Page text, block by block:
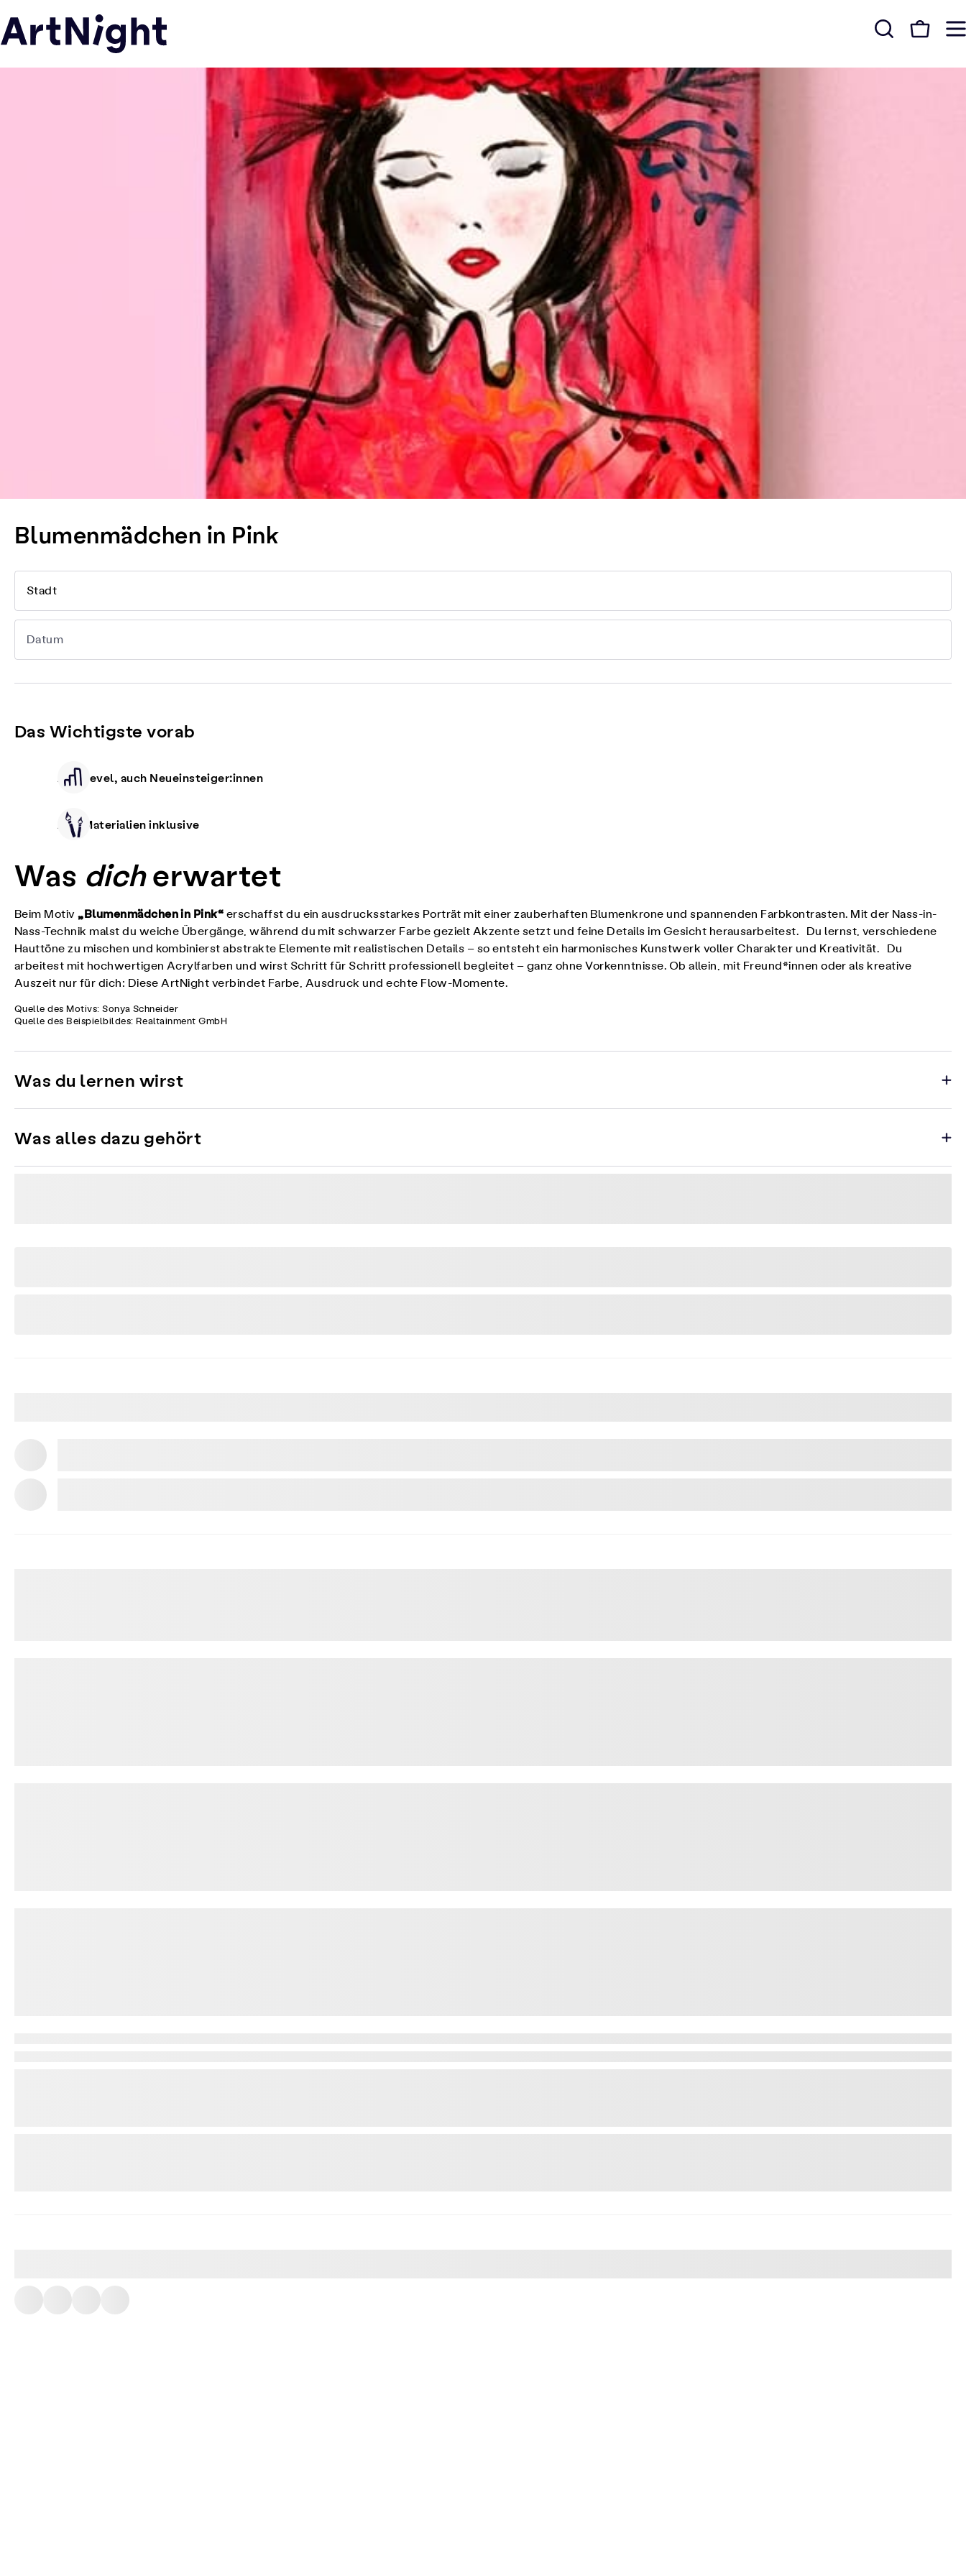
Blumenmädchen in Pink
Stadt
Datum
Das Wichtigste vorab
Alle Level, auch Neueinsteiger:innen
Alle Materialien inklusive
Was dicherwartet
Beim Motiv„Blumenmädchen in Pink“ erschaffst du ein ausdrucksstarkes Porträt mit einer zauberhaften Blumenkrone und spannenden Farbkontrasten. Mit der Nass-in-
Nass-Technik malst du weiche Übergänge, während du mit schwarzer Farbe gezielt Akzente setzt und feine Details im Gesicht herausarbeitest. Du lernst, verschiedene
Hauttöne zu mischen und kombinierst abstrakte Elemente mit realistischen Details – so entsteht ein harmonisches Kunstwerk voller Charakter und Kreativität. Du
arbeitest mit hochwertigen Acrylfarben und wirst Schritt für Schritt professionell begleitet – ganz ohne Vorkenntnisse. Ob allein, mit Freund*innen oder als kreative
Auszeit nur für dich: Diese ArtNight verbindet Farbe, Ausdruck und echte Flow-Momente.
Quelle des Motivs: Sonya Schneider
Quelle des Beispielbildes: Realtainment GmbH
Was du lernen wirst
Was alles dazu gehört